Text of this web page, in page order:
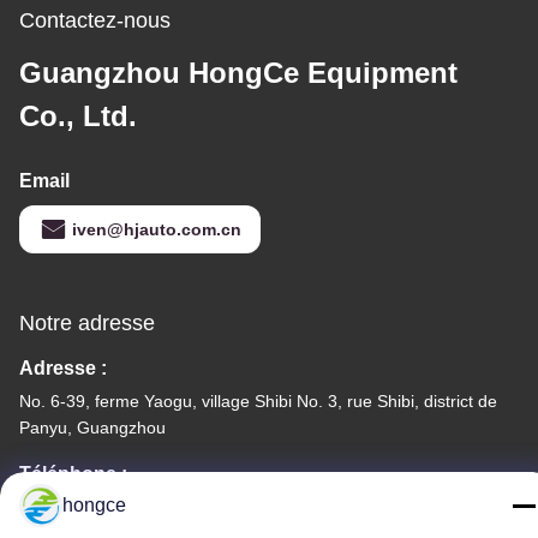
Contactez-nous
Guangzhou HongCe Equipment
Co., Ltd.
Email
iven@hjauto.com.cn
Notre adresse
Adresse :
No. 6-39, ferme Yaogu, village Shibi No. 3, rue Shibi, district de
Panyu, Guangzhou
Téléphone :
86-18998460309
hongce